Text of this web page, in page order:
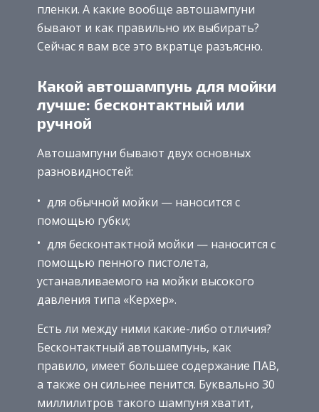
пленки. А какие вообще автошампуни
бывают и как правильно их выбирать?
Сейчас я вам все это вкратце разъясню.
Какой автошампунь для мойки
лучше: бесконтактный или
ручной
Автошампуни бывают двух основных
разновидностей:
для обычной мойки — наносится с
помощью губки;
для бесконтактной мойки — наносится с
помощью пенного пистолета,
устанавливаемого на мойки высокого
давления типа «Керхер».
Есть ли между ними какие-либо отличия?
Бесконтактный автошампунь, как
правило, имеет большее содержание ПАВ,
а также он сильнее пенится. Буквально 30
миллилитров такого шампуня хватит,